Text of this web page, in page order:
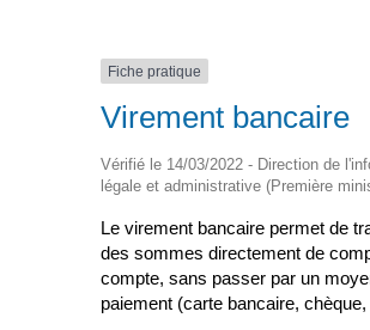
Fiche pratique
Virement bancaire
Vérifié le 14/03/2022 - Direction de
légale et administrative (Première
Le virement bancaire permet de
des sommes directement de
compte, sans passer par un
paiement (carte bancaire, chèque,